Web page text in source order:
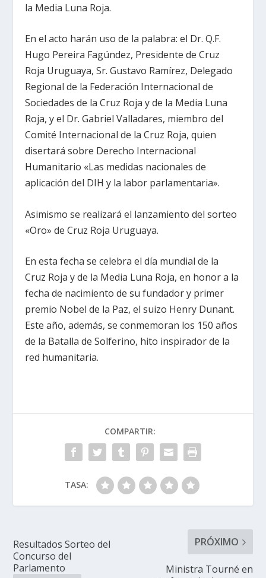
la Media Luna Roja.
En el acto harán uso de la palabra: el Dr. Q.F.
Hugo Pereira Fagúndez, Presidente de Cruz
Roja Uruguaya, Sr. Gustavo Ramírez, Delegado
Regional de la Federación Internacional de
Sociedades de la Cruz Roja y de la Media Luna
Roja, y el Dr. Gabriel Valladares, miembro del
Comité Internacional de la Cruz Roja, quien
disertará sobre Derecho Internacional
Humanitario «Las medidas nacionales de
aplicación del DIH y la labor parlamentaria».
Asimismo se realizará el lanzamiento del sorteo
«Oro» de Cruz Roja Uruguaya.
En esta fecha se celebra el día mundial de la
Cruz Roja y de la Media Luna Roja, en honor a la
fecha de nacimiento de su fundador y primer
premio Nobel de la Paz, el suizo Henry Dunant.
Este año, además, se conmemoran los 150 años
de la Batalla de Solferino, hito inspirador de la
red humanitaria.
COMPARTIR:
TASA:
Resultados Sorteo del
Concurso del
Parlamento
PRÓXIMO
Ministra Tourné en